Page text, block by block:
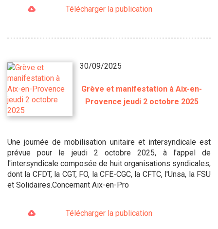
Télécharger la publication
30/09/2025
Grève et manifestation à Aix-en-
Provence jeudi 2 octobre 2025
Une journée de mobilisation unitaire et intersyndicale est
prévue pour le jeudi 2 octobre 2025, à l'appel de
l'intersyndicale composée de huit organisations syndicales,
dont la CFDT, la CGT, FO, la CFE-CGC, la CFTC, l'Unsa, la FSU
et Solidaires.Concernant Aix-en-Pro
Télécharger la publication